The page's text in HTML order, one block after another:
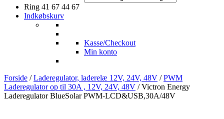
Ring 41 67 44 67
Indkøbskurv
Kasse/Checkout
Min konto
Forside /Laderegulator, laderelæ 12V, 24V, 48V /PWM
Laderegulator op til 30A , 12V, 24V, 48V / Victron Energy
Laderegulator BlueSolar PWM-LCD&USB,30A/48V